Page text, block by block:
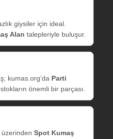
giysiler için ideal.
Alan talepleriyle buluşur.
kumas.org’da Parti
önemli bir parçası.
Spot Kumaş